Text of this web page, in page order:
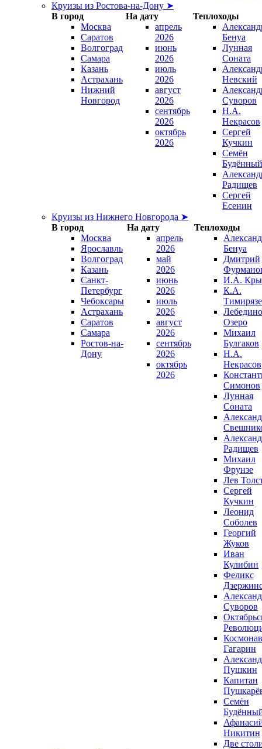
Круизы из Ростова-на-Дону ➤
В город
На дату
Теплоходы
Москва
Саратов
Волгоград
Самара
Казань
Астрахань
Нижний
Новгород
апрель
2026
июнь
2026
июль
2026
август
2026
сентябрь
2026
октябрь
2026
Бенуа
Лунная
Соната
Невский
Суворов
Н.А.
Некрасов
Сергей
Кучкин
Семён
Будённый
Радищев
Сергей
Есенин
Круизы из Нижнего Новгорода ➤
В город
На дату
Теплоходы
Москва
Ярославль
Волгоград
Казань
Санкт-
Петербург
Чебоксары
Астрахань
Саратов
Самара
Ростов-на-
Дону
апрель
2026
май
2026
июнь
2026
июль
2026
август
2026
сентябрь
2026
октябрь
2026
Бенуа
Дмитрий
И.А.
К.А.
Озеро
Михаил
Булгаков
Н.А.
Некрасов
Симонов
Лунная
Соната
Радищев
Михаил
Фрунзе
Лев
Сергей
Кучкин
Леонид
Соболев
Георгий
Жуков
Иван
Кулибин
Феликс
Суворов
Гагарин
Пушкин
Капитан
Семён
Никитин
Две